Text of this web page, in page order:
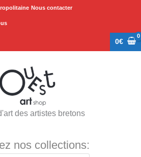
Nous contacter
0€
des artistes bretons
nos collections: